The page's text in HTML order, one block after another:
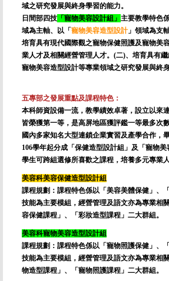
域之研究發展與終身學習的能力。
日間部四技 「 寵物美容設計組 」 主要教學特色
域為主軸、以「 寵物美容造型設計」領域為支
培育具有現代國際觀之寵物保健照護及寵物美
業人才及相關經營管理人才。(二)、培育具有繼
寵物美容造型設計等專業領域之研究發展與終
五專部之發展重點及課程特色：
本科師資設備一流，教學績效卓著，設立以來
皆榮獲第一等，是高屏地區獲評鑑一等最多次
國內多家知名大型連鎖企業實習及產學合作，
106學年起分成「保健造型設計組」及「寵物美
學生可跨組選修所喜歡之課程，培養多元專業人
美容科美容保健造型設計組
課程規劃：課程特色係以「美容美體保健」、
技能為主要模組，經營管理及語文亦為專業相
容保健課程」、「彩妝造型課程」二大群組。
美容科寵物美容造型設計組
課程規劃：課程特色係以「寵物照護保健」、
技能為主要模組，經營管理及語文亦為專業相
物造型課程」、「寵物照護課程」二大群組。